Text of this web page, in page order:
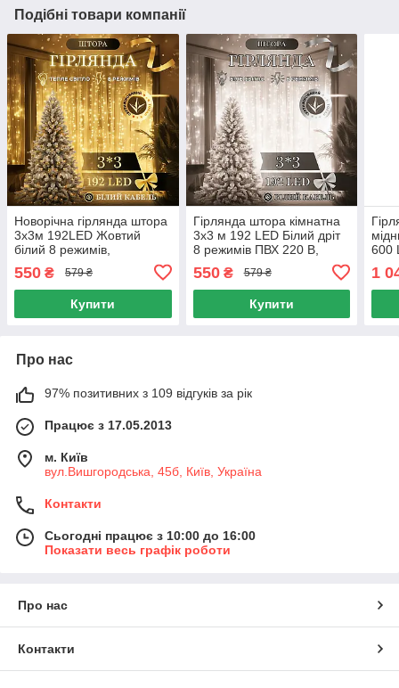
Подібні товари компанії
Новорічна гірлянда штора
3х3м 192LED Жовтий
білий 8 режимів,
3х3м 192LED
550 ₴ 579 ₴
Купити
Гірлянда штора кімнатна
3х3 м 192 LED Білий дріт
8 режимів ПВХ 220 В,
Біла 3х3 м
550₴ 579 ₴
Купити
600
1
Про нас
97% позитивних з 109 відгуків за рік
Працює з 17.05.2013
м. Київ
вул.Вишгородська, 45б, Київ, Україна
Контакти
Сьогодні працює з 10:00 до 16:00
Показати весь графік роботи
Про нас
Контакти